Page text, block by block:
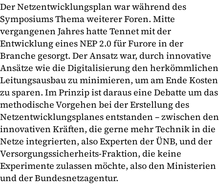
Der Netzentwicklungsplan war während des
Symposiums Thema weiterer Foren. Mitte
vergangenen Jahres hatte Tennet mit der
Entwicklung eines NEP 2.0 für Furore in der
Branche gesorgt. Der Ansatz war, durch innovative
Ansätze wie die Digitalisierung den herkömmlichen
Leitungsausbau zu minimieren, um am Ende Kosten
zu sparen. Im Prinzip ist daraus eine Debatte um das
methodische Vorgehen bei der Erstellung des
Netzentwicklungsplanes entstanden – zwischen den
innovativen Kräften, die gerne mehr Technik in die
Netze integrierten, also Experten der ÜNB, und der
Versorgungssicherheits-Fraktion, die keine
Experimente zulassen möchte, also den Ministerien
und der Bundesnetzagentur.